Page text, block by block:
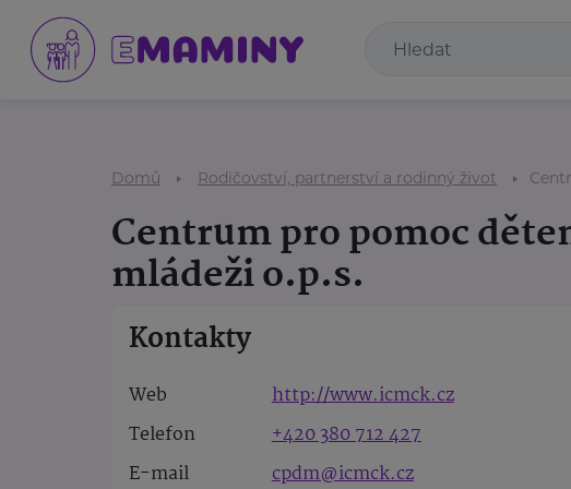
Domů Rodičovství, partnerství a rodinný život
Centrum pro pomoc
mládeži o.p.s.
Kontakty
Web
http://www.icmck.cz
Telefon
+420 380 712 427
E-mail
cpdm@icmck.cz